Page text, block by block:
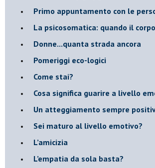
​Primo appuntamento con le
La psicosomatica: quando il
Donne...quanta strada ancora
​Pomeriggi eco-logici
​Come stai?
Cosa significa guarire a livello
​Un atteggiamento sempre
​Sei maturo al livello emotivo?
​L’amicizia
​L’empatia da sola basta?